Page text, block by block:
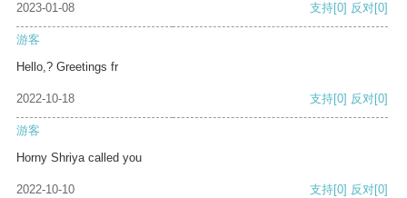
2023-01-08 支持[0] 反对[0]
游客
Hello,? Greetings fr
2022-10-18 支持[0] 反对[0]
游客
Horny Shriya called you
2022-10-10 支持[0] 反对[0]